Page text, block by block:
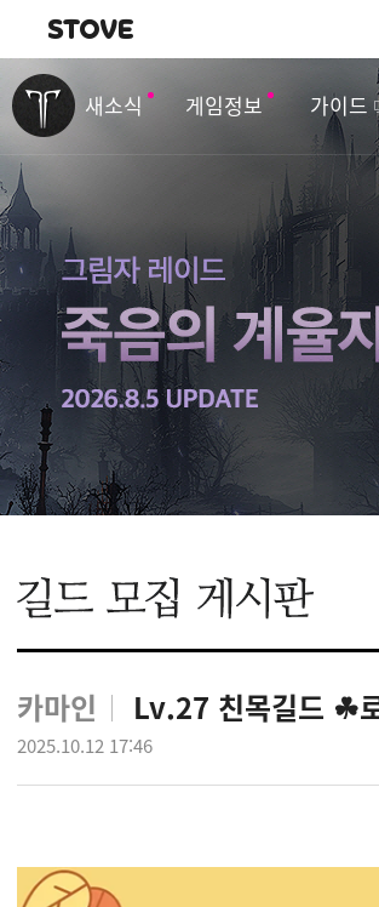
내비게이션
새소식 게임정보 가이드
벤
트
&
업
데
이
트
카마인 Lv.27 친목길드 ☘
2025.10.12 17:46